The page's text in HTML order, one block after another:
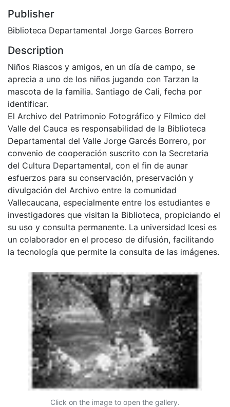
Publisher
Biblioteca Departamental Jorge Garces Borrero
Description
Niños Riascos y amigos, en un día de campo, se
aprecia a uno de los niños jugando con Tarzan la
mascota de la familia. Santiago de Cali, fecha por
identificar.
El Archivo del Patrimonio Fotográfico y Fílmico del
Valle del Cauca es responsabilidad de la Biblioteca
Departamental del Valle Jorge Garcés Borrero, por
convenio de cooperación suscrito con la Secretaria
del Cultura Departamental, con el fin de aunar
esfuerzos para su conservación, preservación y
divulgación del Archivo entre la comunidad
Vallecaucana, especialmente entre los estudiantes e
investigadores que visitan la Biblioteca, propiciando el
su uso y consulta permanente. La universidad Icesi es
un colaborador en el proceso de difusión, facilitando
la tecnología que permite la consulta de las imágenes.
Click on the image to open the gallery.